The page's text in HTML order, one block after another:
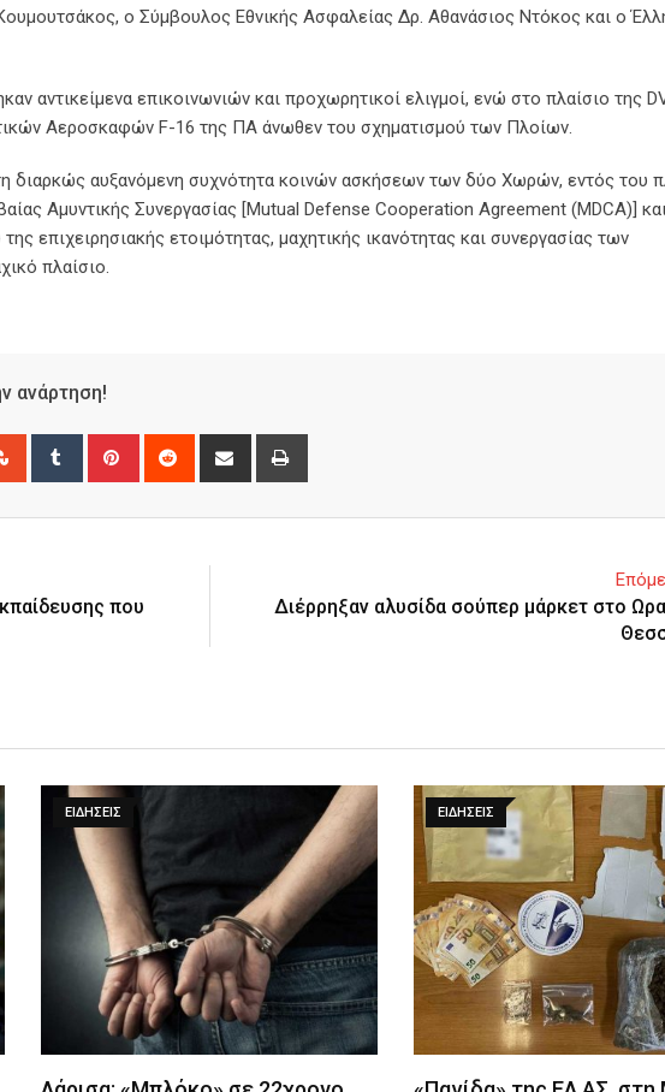
ο Σύμβουλος Εθνικής Ασφαλείας Δρ. Αθανάσιος Ντόκος και ο
αντικείμενα επικοινωνιών και προχωρητικοί ελιγμοί, ενώ στο πλαίσιο της
Αεροσκαφών F-16 της ΠΑ άνωθεν του σχηματισμού των Πλοίων.
διαρκώς αυξανόμενη συχνότητα κοινών ασκήσεων των δύο Χωρών, εντός του
Αμυντικής Συνεργασίας [Mutual Defense Cooperation Agreement (MDCA)]
επιχειρησιακής ετοιμότητας, μαχητικής ικανότητας και συνεργασίας των
πλαίσιο.
ανάρτηση!
StumbleUpon
Tumblr Pinterest Reddit
Share
που
Διέρρηξαν αλυσίδα σούπερ μάρκετ στο
ΕΙΔΉΣΕΙΣ ΕΙΔΉΣΕΙΣ